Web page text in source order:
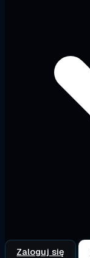
Zaloguj się